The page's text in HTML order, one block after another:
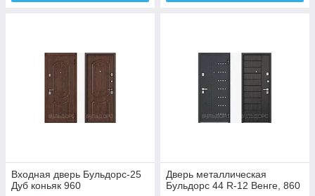
Входная дверь Бульдорс-25
Дуб коньяк 960
Дверь металлическая
Бульдорс 44 R-12 Венге, 860